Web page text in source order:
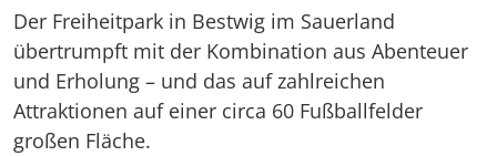
Der Freiheitpark in Bestwig im Sauerland
übertrumpft mit der Kombination aus Abenteuer
und Erholung – und das auf zahlreichen
Attraktionen auf einer circa 60 Fußballfelder
großen Fläche.